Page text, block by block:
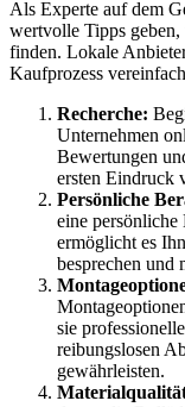
Als Experte auf dem
wertvolle Tipps
finden. Lokale
Kaufprozess
Recherche:
Unternehmen
Bewertungen
ersten Eindruck
Persönliche
eine
ermöglicht es
besprechen und
sie
reibungslosen
gewährleisten.